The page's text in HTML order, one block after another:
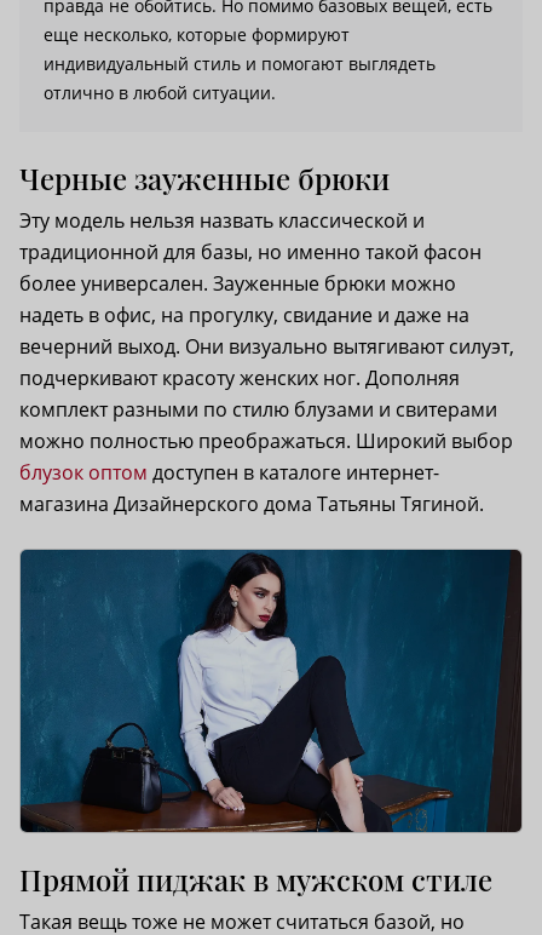
правда не обойтись. Но помимо базовых вещей, есть
еще несколько, которые формируют
индивидуальный стиль и помогают выглядеть
отлично в любой ситуации.
Черные зауженные брюки
Эту модель нельзя назвать классической и
традиционной для базы, но именно такой фасон
более универсален. Зауженные брюки можно
надеть в офис, на прогулку, свидание и даже на
вечерний выход. Они визуально вытягивают силуэт,
подчеркивают красоту женских ног. Дополняя
комплект разными по стилю блузами и свитерами
можно полностью преображаться. Широкий выбор
блузок оптом доступен в каталоге интернет-
магазина Дизайнерского дома Татьяны Тягиной.
Прямой пиджак в мужском стиле
Такая вещь тоже не может считаться базой, но